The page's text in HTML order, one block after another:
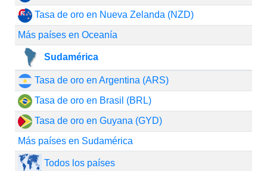
Tasa de oro en Nueva Zelanda (NZD)
Más países en Oceanía
Sudamérica
Tasa de oro en Argentina (ARS)
Tasa de oro en Brasil (BRL)
Tasa de oro en Guyana (GYD)
Más países en Sudamérica
Todos los países